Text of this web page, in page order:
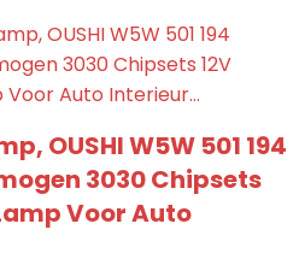
OUSHI W5W 501 194
3030 Chipsets
Voor Auto